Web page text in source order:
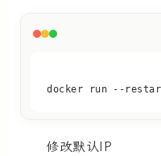
docker run --
修改默认IP